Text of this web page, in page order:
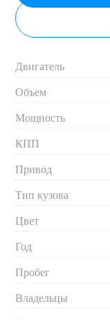
Двигатель
Объем
Мощность
КПП
Привод
Тип кузова
Цвет
Год
Пробег
Владельцы